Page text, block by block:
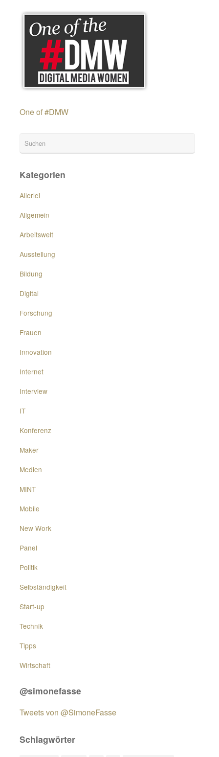
One of #DMW
Kategorien
Allerlei
Allgemein
Arbeitswelt
Ausstellung
Bildung
Digital
Forschung
Frauen
Innovation
Internet
Interview
IT
Konferenz
Maker
Medien
MINT
Mobile
New Work
Panel
Politik
Selbständigkeit
Start-up
Technik
Tipps
Wirtschaft
@simonefasse
Tweets von @SimoneFasse
Schlagwörter